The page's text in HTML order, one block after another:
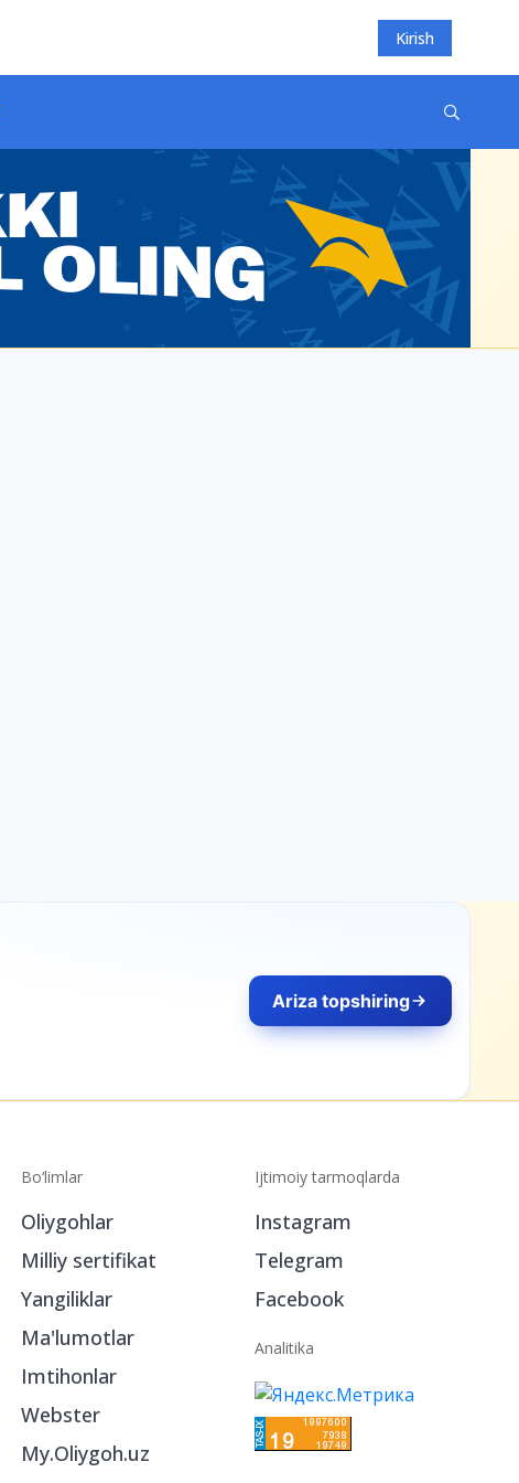
Kirish
Ariza topshiring
Bo‘limlar
Oliygohlar
Milliy sertifikat
Yangiliklar
Ma'lumotlar
Imtihonlar
Webster
My.Oliygoh.uz
Ijtimoiy tarmoqlarda
Instagram
Telegram
Facebook
Analitika